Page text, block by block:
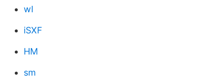
wI
iSXF
HM
sm